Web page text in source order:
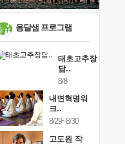
유년 시절의 부산 영도 바다
못된 꼰대들
거울 속의 나
옹달샘 프로그램
태초고추장
담..
8/8
내면혁명워
크..
8/29~8/30
고도원 작